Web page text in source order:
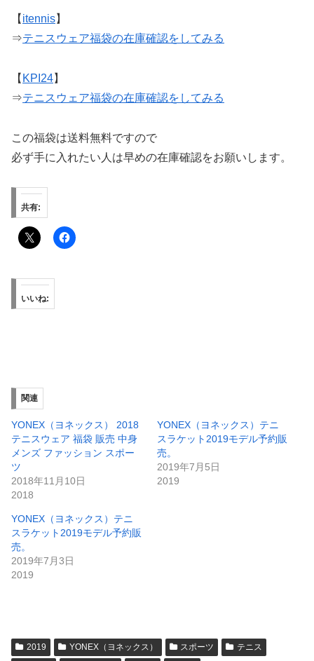
【 itennis】
⇒テニスウェア福袋の在庫確認をしてみる
【 KPI24】
⇒テニスウェア福袋の在庫確認をしてみる
この福袋は送料無料ですので
必ず手に入れたい人は早めの在庫確認をお願いします。
共有:
いいね:
関連
YONEX（ヨネックス） 2018
テニスウェア 福袋 販売 中身
メンズ ファッション スポー
ツ
2018年11月10日
2018
YONEX（ヨネックス）テニ
スラケット2019モデル予約販
売。
2019年7月5日
2019
YONEX（ヨネックス）テニ
スラケット2019モデル予約販
売。
2019年7月3日
2019
2019 YONEX（ヨネックス） スポーツ
テニス